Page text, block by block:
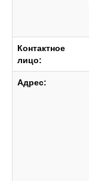
Контактное
лицо:
Адрес: